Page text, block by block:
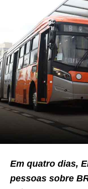
Em quatro dias,
pessoas sobre